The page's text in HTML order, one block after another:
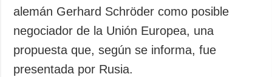
alemán Gerhard Schröder como posible
negociador de la Unión Europea, una
propuesta que, según se informa, fue
presentada por Rusia.